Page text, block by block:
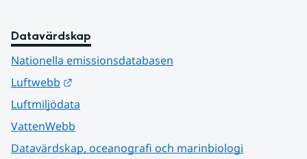
Datavärdskap
Nationella emissionsdatabasen
Luftwebb
Luftmiljödata
VattenWebb
Datavärdskap, oceanografi och marinbiologi